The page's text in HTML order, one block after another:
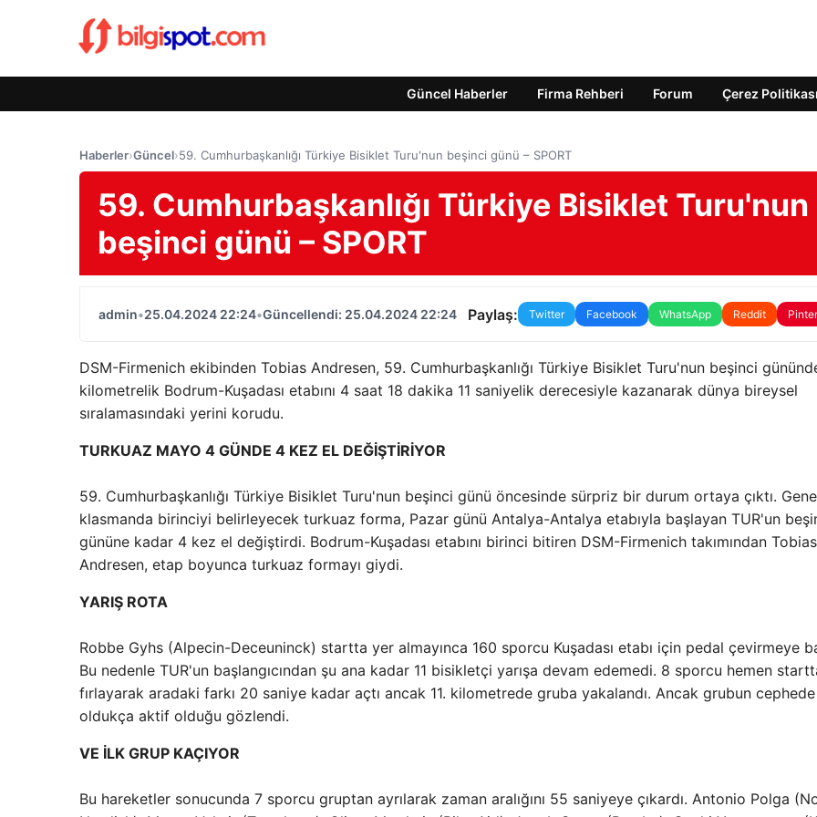
Güncel Haberler Firma Rehberi Forum Çerez Politikası
Haberler›Güncel›59. Cumhurbaşkanlığı Türkiye Bisiklet Turu'nun beşinci günü – SPORT
59. Cumhurbaşkanlığı Türkiye Bisiklet Turu'nun
beşinci günü – SPORT
admin•25.04.2024 22:24•Güncellendi: 25.04.2024 22:24 Paylaş: Twitter Facebook WhatsApp Reddit
DSM-Firmenich ekibinden Tobias Andresen, 59. Cumhurbaşkanlığı Türkiye Bisiklet Turu'nun beşinci
kilometrelik Bodrum-Kuşadası etabını 4 saat 18 dakika 11 saniyelik derecesiyle kazanarak dünya bireysel
sıralamasındaki yerini korudu.
TURKUAZ MAYO 4 GÜNDE 4 KEZ EL DEĞİŞTİRİYOR
59. Cumhurbaşkanlığı Türkiye Bisiklet Turu'nun beşinci günü öncesinde sürpriz bir durum ortaya çıktı.
klasmanda birinciyi belirleyecek turkuaz forma, Pazar günü Antalya-Antalya etabıyla başlayan TUR'un
gününe kadar 4 kez el değiştirdi. Bodrum-Kuşadası etabını birinci bitiren DSM-Firmenich takımından Tobias
Andresen, etap boyunca turkuaz formayı giydi.
YARIŞ ROTA
Robbe Gyhs (Alpecin-Deceuninck) startta yer almayınca 160 sporcu Kuşadası etabı için pedal çevirmeye
Bu nedenle TUR'un başlangıcından şu ana kadar 11 bisikletçi yarışa devam edemedi. 8 sporcu hemen
fırlayarak aradaki farkı 20 saniye kadar açtı ancak 11. kilometrede gruba yakalandı. Ancak grubun cephede
oldukça aktif olduğu gözlendi.
VE İLK GRUP KAÇIYOR
Bu hareketler sonucunda 7 sporcu gruptan ayrılarak zaman aralığını 55 saniyeye çıkardı. Antonio Polga